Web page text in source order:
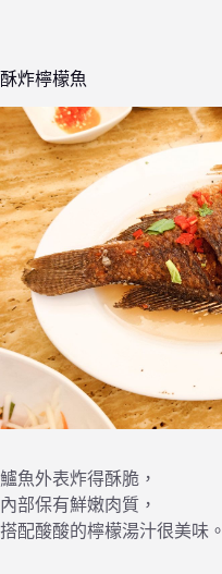
酥炸檸檬魚
鱸魚外表炸得酥脆，
內部保有鮮嫩肉質，
搭配酸酸的檸檬湯汁很美味。